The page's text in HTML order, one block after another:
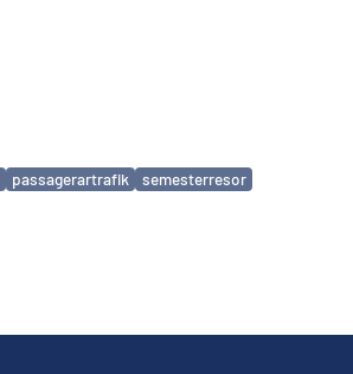
passagerartrafik
semesterresor